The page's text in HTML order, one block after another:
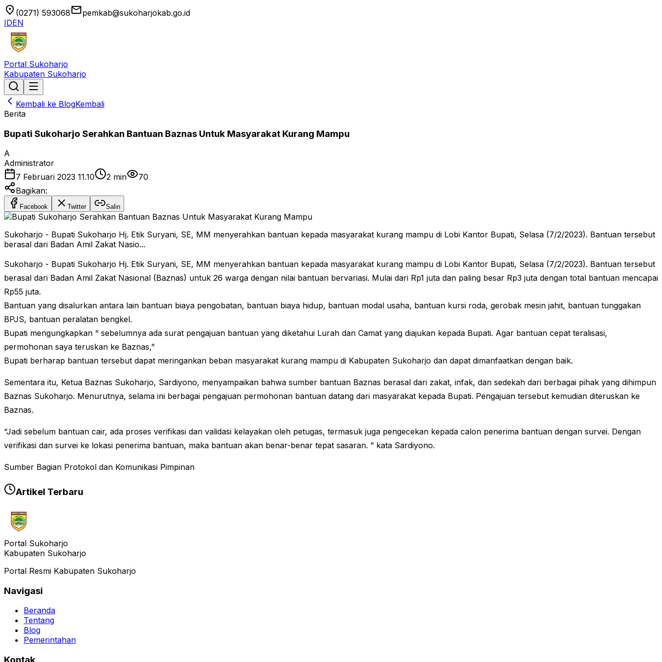
location_on (0271) 593068emailpemkab@sukoharjokab.go.id
IDEN
Portal Sukoharjo
Kabupaten Sukoharjo
Kembali ke BlogKembali
Berita
Bupati Sukoharjo Serahkan Bantuan Baznas Untuk Masyarakat Kurang Mampu
A
Administrator
7 Februari 2023 11.10
2 min
70
Bagikan:
Facebook Twitter Salin
Sukoharjo - Bupati Sukoharjo Hj. Etik Suryani, SE, MM menyerahkan bantuan kepada masyarakat kurang mampu di Lobi Kantor Bupati, Selasa (7/2/2023). Bantuan tersebut
berasal dari Badan Amil Zakat Nasio...
Sukoharjo - Bupati Sukoharjo Hj. Etik Suryani, SE, MM menyerahkan bantuan kepada masyarakat kurang mampu di Lobi Kantor Bupati, Selasa (7/2/2023). Bantuan tersebut
berasal dari Badan Amil Zakat Nasional (Baznas) untuk 26 warga dengan nilai bantuan bervariasi. Mulai dari Rp1 juta dan paling besar Rp3 juta dengan total bantuan mencapai
Rp55 juta.
Bantuan yang disalurkan antara lain bantuan biaya pengobatan, bantuan biaya hidup, bantuan modal usaha, bantuan kursi roda, gerobak mesin jahit, bantuan tunggakan
BPJS, bantuan peralatan bengkel.
Bupati mengungkapkan “ sebelumnya ada surat pengajuan bantuan yang diketahui Lurah dan Camat yang diajukan kepada Bupati. Agar bantuan cepat teralisasi,
permohonan saya teruskan ke Baznas,”
Bupati berharap bantuan tersebut dapat meringankan beban masyarakat kurang mampu di Kabupaten Sukoharjo dan dapat dimanfaatkan dengan baik.
Sementara itu, Ketua Baznas Sukoharjo, Sardiyono, menyampaikan bahwa sumber bantuan Baznas berasal dari zakat, infak, dan sedekah dari berbagai pihak yang dihimpun
Baznas Sukoharjo. Menurutnya, selama ini berbagai pengajuan permohonan bantuan datang dari masyarakat kepada Bupati. Pengajuan tersebut kemudian diteruskan ke
Baznas.
“Jadi sebelum bantuan cair, ada proses verifikasi dan validasi kelayakan oleh petugas, termasuk juga pengecekan kepada calon penerima bantuan dengan survei. Dengan
verifikasi dan survei ke lokasi penerima bantuan, maka bantuan akan benar-benar tepat sasaran. ” kata Sardiyono.
Sumber Bagian Protokol dan Komunikasi Pimpinan
Artikel Terbaru
Portal Sukoharjo
Kabupaten Sukoharjo
Portal Resmi Kabupaten Sukoharjo
Navigasi
Beranda
Tentang
Blog
Pemerintahan